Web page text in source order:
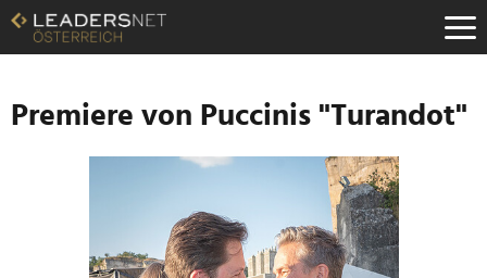
Zum
Inhalt
Zur
Navigation
Zur
Hauptnavigation
Premiere von Puccinis "Turandot"